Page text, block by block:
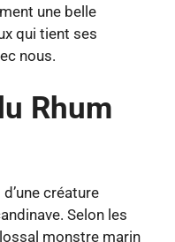
une belle
qui tient ses
nous.
Rhum
créature
Selon les
monstre marin